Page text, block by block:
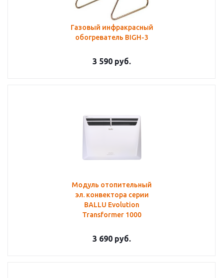
Газовый инфракрасный
обогреватель BIGH-3
3 590 руб.
Модуль отопительный
эл. конвектора серии
BALLU Evolution
Transformer 1000
3 690 руб.